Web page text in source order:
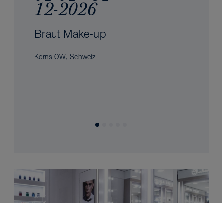
12-2026
Braut Make-up
Kerns OW, Schweiz